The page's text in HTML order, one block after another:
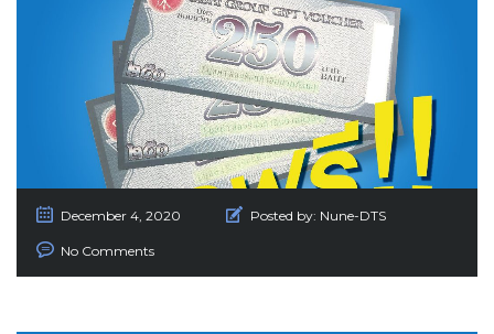
December 4, 2020 Posted by: Nune-DTS
No Comments